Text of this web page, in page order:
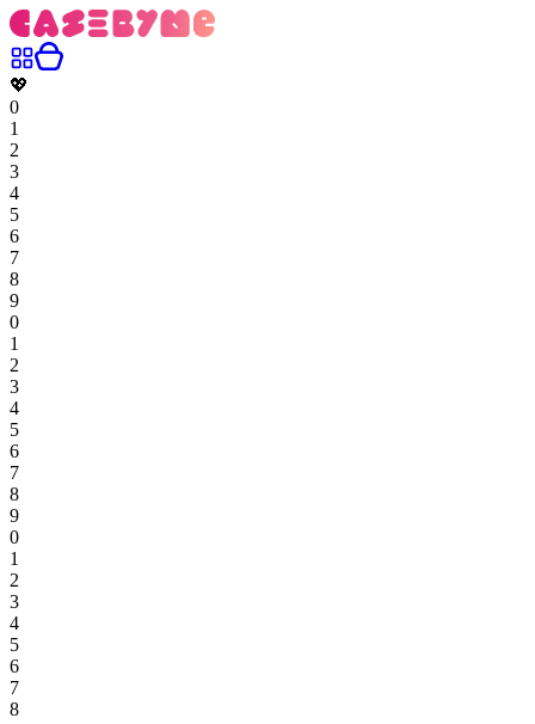
💖
0
1
2
3
4
5
6
7
8
9
0
1
2
3
4
5
6
7
8
9
0
1
2
3
4
5
6
7
8